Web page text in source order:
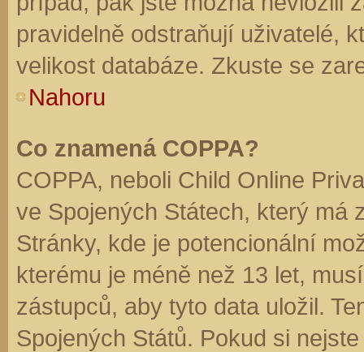
pravidelně odstraňují uživatelé,
velikost databáze. Zkuste se
Nahoru
Co znamená COPPA?
COPPA, neboli Child Online
ve Spojených Státech, který má
Stránky, kde je potencionální
kterému je méně než 13 let,
zástupců, aby tyto data uložil.
Spojených Států. Pokud si